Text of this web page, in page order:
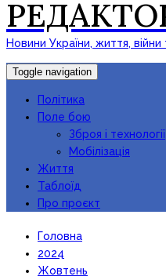
Новини України, життя,
Toggle navigation
Політика
Поле бою
Зброя і технології
Мобілізація
Життя
Таблоїд
Про проєкт
Головна
2024
Жовтень